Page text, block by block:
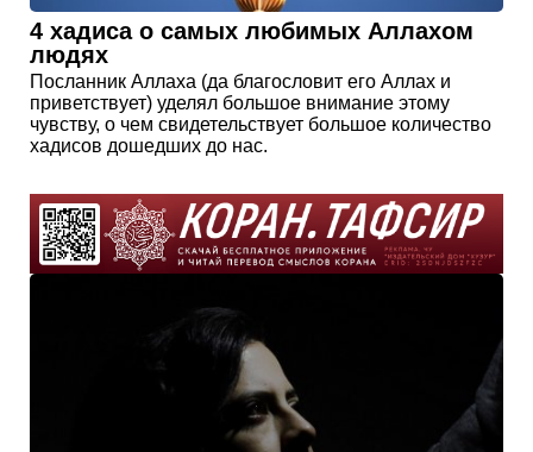
4 хадиса о самых любимых Аллахом
людях
Посланник Аллаха (да благословит его Аллах и
приветствует) уделял большое внимание этому
чувству, о чем свидетельствует большое количество
хадисов дошедших до нас.